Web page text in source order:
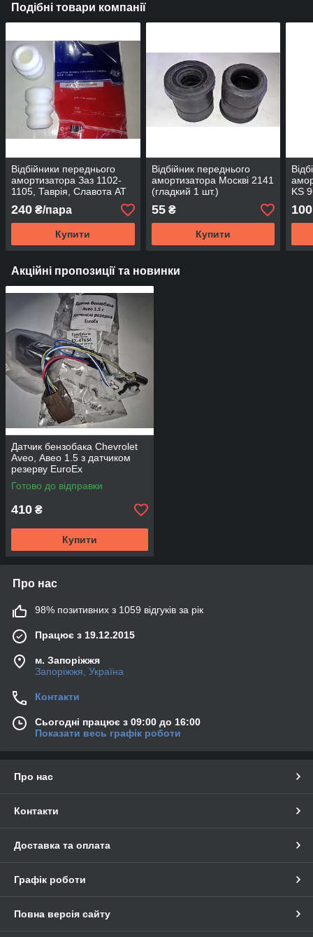
Подібні товари компанії
Відбійники переднього
амортизатора Заз 1102-
1105, Таврія, Славота AT
(к-кт 2 шт.)
240 ₴/пара
Купити
Відбійник переднього
амортизатора Москві 2141
(гладкий 1 шт.)
55₴
Купити
KS
100
Акційні пропозиції та новинки
Датчик бензобака Chevrolet
Aveo, Авео 1.5 з датчиком
резерву EuroEx
Готово до відправки
410 ₴
Купити
Про нас
98% позитивних з 1059 відгуків за рік
Працює з 19.12.2015
м. Запоріжжя
Запоріжжя, Україна
Контакти
Сьогодні працює з 09:00 до 16:00
Показати весь графік роботи
Про нас
Контакти
Доставка та оплата
Графік роботи
Повна версія сайту